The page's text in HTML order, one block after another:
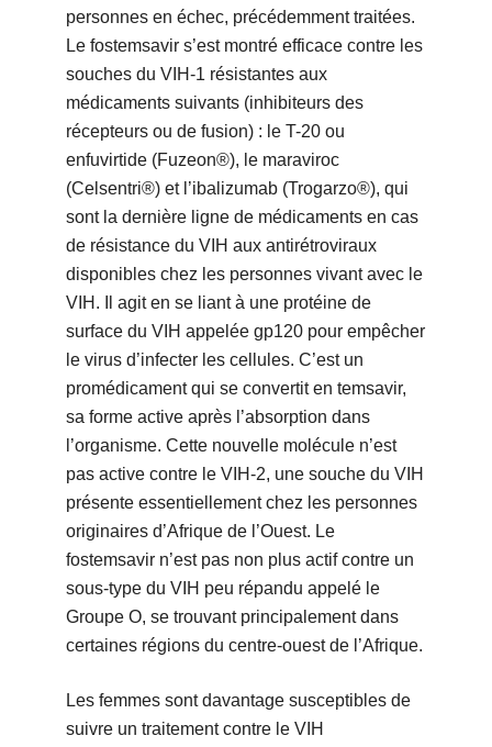
personnes en échec, précédemment traitées.
Le fostemsavir s’est montré efficace contre les
souches du VIH-1 résistantes aux
médicaments suivants (inhibiteurs des
récepteurs ou de fusion) : le T-20 ou
enfuvirtide (Fuzeon®), le maraviroc
(Celsentri®) et l’ibalizumab (Trogarzo®), qui
sont la dernière ligne de médicaments en cas
de résistance du VIH aux antirétroviraux
disponibles chez les personnes vivant avec le
VIH. Il agit en se liant à une protéine de
surface du VIH appelée gp120 pour empêcher
le virus d’infecter les cellules. C’est un
promédicament qui se convertit en temsavir,
sa forme active après l’absorption dans
l’organisme. Cette nouvelle molécule n’est
pas active contre le VIH-2, une souche du VIH
présente essentiellement chez les personnes
originaires d’Afrique de l’Ouest. Le
fostemsavir n’est pas non plus actif contre un
sous-type du VIH peu répandu appelé le
Groupe O, se trouvant principalement dans
certaines régions du centre-ouest de l’Afrique.
Les femmes sont davantage susceptibles de
suivre un traitement contre le VIH